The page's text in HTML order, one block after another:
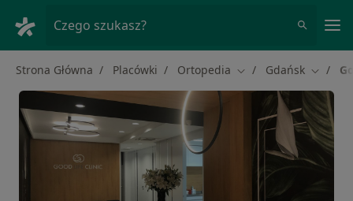
Czego szukasz?
Strona Główna Placówki Ortopedia Zmień miasto
Gdańsk Zmień